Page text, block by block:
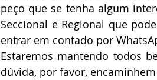
peço que se tenha algum
Seccional e Regional que
entrar em contado por
Estaremos mantendo todos
dúvida, por favor,